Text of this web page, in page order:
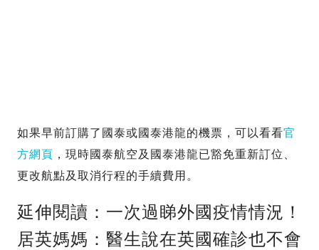
如果早前訂購了國泰或國泰港龍的機票，可以看看官
方網頁 ，現時國泰航空及國泰港龍已豁免重新訂位、
更改航點及取消行程的手續費用。
延伸閱讀：一次過睇外國疫情情況！
居英媽媽：醫生說在英國確診也不會